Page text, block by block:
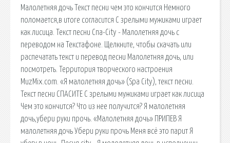
Малолетняя дочь Текст песни чем это кончится Немного
поломается,в итоге согласится С зрелыми мужиками играет
как лисица. Текст песни Спа-City - Малолетняя дочь с
переводом на Текстафоне. Щелкните, чтобы скачать или
распечатать текст и перевод песни Малолетняя дочь, или
посмотреть. Территория творческого настроения
MuzMix.com. «Я малолетняя дочь» (Spa City), текст песни.
Текст песни СПАСИТЕ С зрелыми мужиками играет как лисица
Чем это кончится? Что из нее получится? Я малолетняя
дочь,убери руки прочь. «Малолетняя дочь» ПРИПЕВ Я
малолетняя дочь Убери руки прочь Меня всё это парит Я